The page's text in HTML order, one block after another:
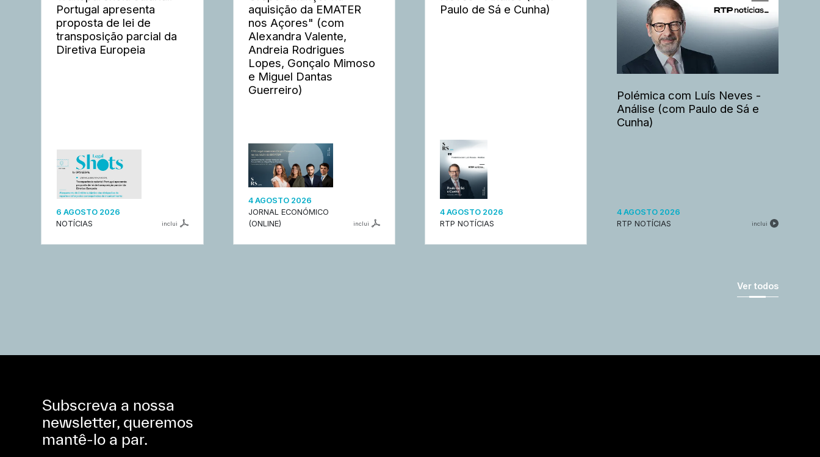
Portugal apresenta
proposta de lei de
transposição parcial da
Diretiva Europeia
6 AGOSTO 2026
NOTÍCIAS
inclui
aquisição da EMATER
nos Açores" (com
Alexandra Valente,
Andreia Rodrigues
Lopes, Gonçalo Mimoso
e Miguel Dantas
Guerreiro)
4 AGOSTO 2026
JORNAL ECONÓMICO
(ONLINE)
inclui
Paulo de Sá e Cunha)
4 AGOSTO 2026
RTP NOTÍCIAS
Polémica com Luís Neves -
Análise (com Paulo de Sá e
Cunha)
4 AGOSTO 2026
RTP NOTÍCIAS
inclui
Ver todos
Subscreva a nossa
newsletter, queremos
mantê-lo a par.